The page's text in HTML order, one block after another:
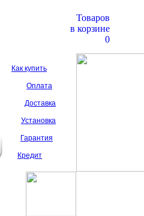
Товаров
в корзине
0
Как купить
Оплата
Доставка
Установка
Гарантия
Кредит